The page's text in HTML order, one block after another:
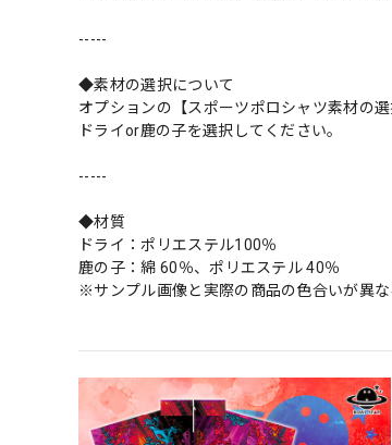
-----
◆素材の選択について
オプションの【スポーツポロシャツ素材の選
ドライor鹿の子を選択してください。
-----
◆材質
ドライ：ポリエステル100％
鹿の子：綿 60％、ポリエステル 40％
※サンプル画像と実際の商品の色合いが異な